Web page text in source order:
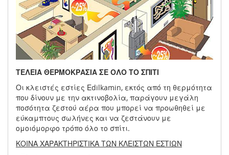
ΤΕΛΕΙΑ ΘΕΡΜΟΚΡΑΣΙΑ ΣΕ ΟΛΟ ΤΟ ΣΠΙΤΙ
Οι κλειστές εστίες Εdilkamin, εκτός από τη θερμότητα
που δίνουν με την ακτινοβολία, παράγουν μεγάλη
ποσότητα ζεστού αέρα που μπορεί να προωθηθεί με
εύκαμπτους σωλήνες και να ζεστάνουν με
ομοιόμορφο τρόπο όλο το σπίτι.
ΚΟΙΝΑ ΧΑΡΑΚΤΗΡΙΣΤΙΚΑ ΤΩΝ ΚΛΕΙΣΤΩΝ ΕΣΤΙΩΝ